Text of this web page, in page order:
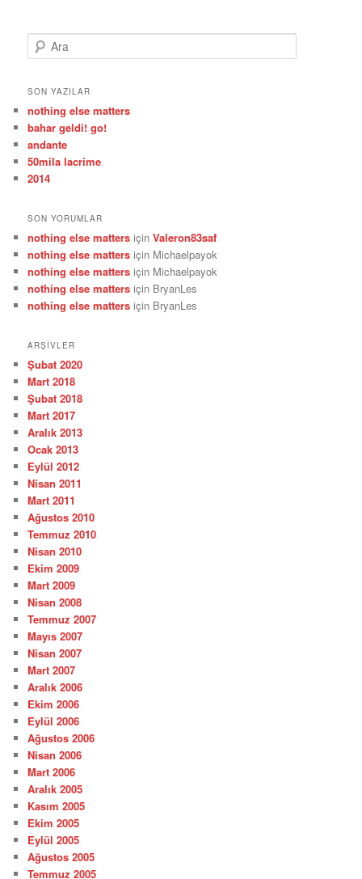
r
SON YAZILAR
nothing else matters
bahar geldi! go!
andante
50mila lacrime
2014
SON YORUMLAR
nothing else matters içinValeron83saf
nothing else matters için Michaelpayok
nothing else matters için Michaelpayok
nothing else matters için BryanLes
nothing else matters için BryanLes
ARŞIVLER
Şubat 2020
Mart 2018
Şubat 2018
Mart 2017
Aralık 2013
Ocak 2013
Eylül 2012
Nisan 2011
Mart 2011
Ağustos 2010
Temmuz 2010
Nisan 2010
Ekim 2009
Mart 2009
Nisan 2008
Temmuz 2007
Mayıs 2007
Nisan 2007
Mart 2007
Aralık 2006
Ekim 2006
Eylül 2006
Ağustos 2006
Nisan 2006
Mart 2006
Aralık 2005
Kasım 2005
Ekim 2005
Eylül 2005
Ağustos 2005
Temmuz 2005